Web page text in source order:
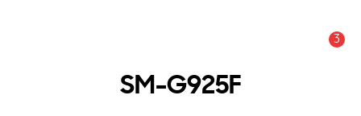
3
SM-G925F